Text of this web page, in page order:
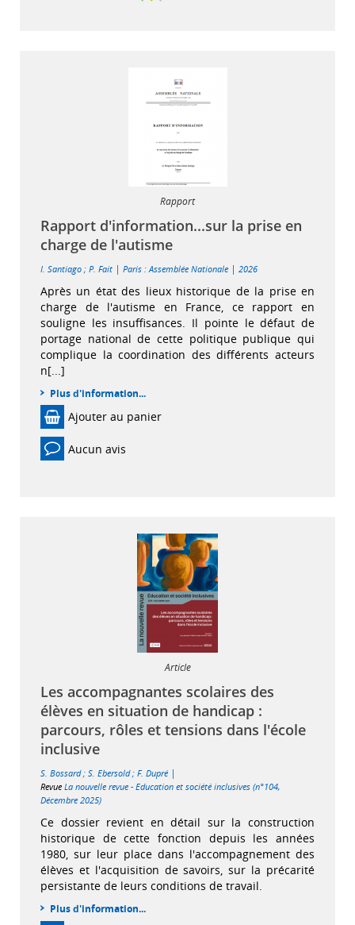
Rapport
Rapport d'information...sur la prise en
charge de l'autisme
I. Santiago ; P. Fait | Paris : Assemblée Nationale | 2026
Après un état des lieux historique de la prise en
charge de l'autisme en France, ce rapport en
souligne les insuffisances. Il pointe le défaut de
portage national de cette politique publique qui
complique la coordination des différents acteurs
n[...]
Plus d'information...
Ajouter au panier
Aucun avis
Article
Les accompagnantes scolaires des
élèves en situation de handicap :
parcours, rôles et tensions dans l'école
inclusive
S. Bossard; S. Ebersold; F. Dupré |
Revue La nouvelle revue - Education et société inclusives (n°104,
Décembre 2025)
Ce dossier revient en détail sur la construction
historique de cette fonction depuis les années
1980, sur leur place dans l'accompagnement des
élèves et l'acquisition de savoirs, sur la précarité
persistante de leurs conditions de travail.
Plus d'information...